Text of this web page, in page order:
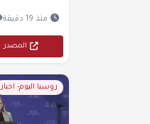
منذ 19 دقيقة
المصدر
روسيا اليوم- اخبار